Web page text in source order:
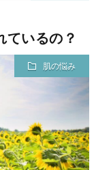
ているの？
肌の悩み